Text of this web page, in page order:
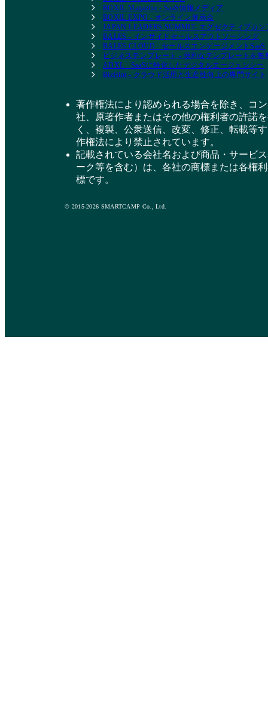
BOXIL Magazine - SaaS情報メディア
BOXIL EXPO - オンライン展示会
JAPAN LEADERS SUMMIT- エグゼクティブカン
BALES - インサイドセールスアウトソーシング
BALES CLOUD - セールスエンゲージメントSaaS
ビジネステンプレート - 便利なテンプレートを無
ADXL - SaaSに特化したデジタルエージェンシー
BizHint - クラウド活用と生産性向上の専門サイト
著作権法により認められる場合を除き、コ
社、原著作者またはその他の権利者の許諾
く、複製、公衆送信、改変、修正、転載等
作権法により禁止されています。
記載されている会社名および商品・サービ
ーク等を含む）は、各社の商標または各権
標です。
© 2015-2026 SMARTCAMP Co., Ltd.